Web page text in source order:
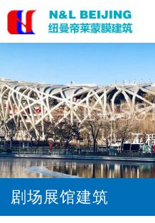
工
剧场展馆建筑